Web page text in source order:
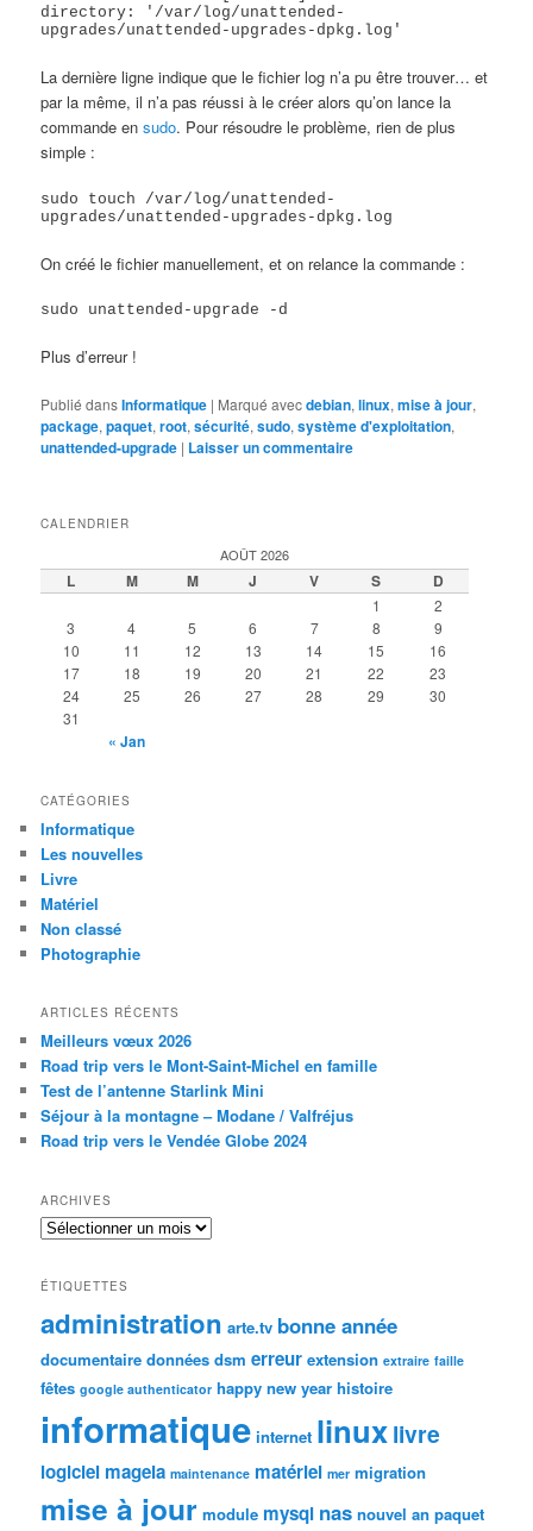
directory: '/var/log/unattended-
upgrades/unattended-upgrades-dpkg.log'
La dernière ligne indique que le fichier log n’a pu être trouver… et
par la même, il n’a pas réussi à le créer alors qu’on lance la
commande ensudo. Pour résoudre le problème, rien de plus
simple :
sudo touch /var/log/unattended-
upgrades/unattended-upgrades-dpkg.log
On créé le fichier manuellement, et on relance la commande :
sudo unattended-upgrade -d
Plus d’erreur !
Publié dansInformatique | Marqué avecdebian,linux,mise à jour,
package,paquet,root,sécurité,sudo,système d'exploitation,
unattended-upgrade | Laisser un commentaire
CALENDRIER
AOÛT 2026
L M M J V S D
1
2
3
4 5 6 7 8
9
10
11 12 13 14 15
16
17
18 19 20 21 22
23
24
25 26 27 28 29
30
31
« Jan
CATÉGORIES
Informatique
Les nouvelles
Livre
Matériel
Non classé
Photographie
ARTICLES RÉCENTS
Meilleurs vœux 2026
Road trip vers le Mont-Saint-Michel en famille
Test de l’antenne Starlink Mini
Séjour à la montagne – Modane / Valfréjus
Road trip vers le Vendée Globe 2024
ARCHIVES
Archives
ÉTIQUETTES
administration arte.tv bonne année
documentaire données dsm erreur extension extraire faille
fêtes google authenticator happy new year histoire
informatique internet linuxlivre
logiciel mageia maintenance matériel mer migration
mise à jour module mysql nas nouvel an paquet